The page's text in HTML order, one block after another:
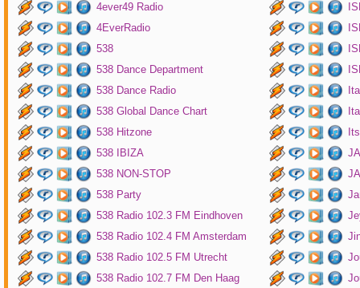
4ever49 Radio
4EverRadio
538
538 Dance Department
538 Dance Radio
538 Global Dance Chart
538 Hitzone
538 IBIZA
538 NON-STOP
538 Party
538 Radio 102.3 FM Eindhoven
538 Radio 102.4 FM Amsterdam
538 Radio 102.5 FM Utrecht
538 Radio 102.7 FM Den Haag